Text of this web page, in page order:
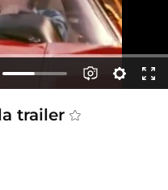
trailer